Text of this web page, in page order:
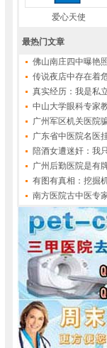
爱心天使
最热门文章
佛山南庄四中曝艳
传说夜店中存在着
真实经历：我是私
中山大学眼科专家
广州军区机关医院
广东省中医院名医
陪酒女遭迷奸：我
广州后勤医院是有
有图有真相：挖掘
南方医院古中医专